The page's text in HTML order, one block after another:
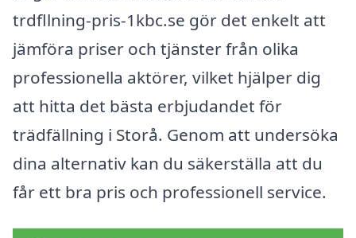
trdfllning-pris-1kbc.se gör det enkelt att
jämföra priser och tjänster från olika
professionella aktörer, vilket hjälper dig
att hitta det bästa erbjudandet för
trädfällning i Storå. Genom att undersöka
dina alternativ kan du säkerställa att du
får ett bra pris och professionell service.